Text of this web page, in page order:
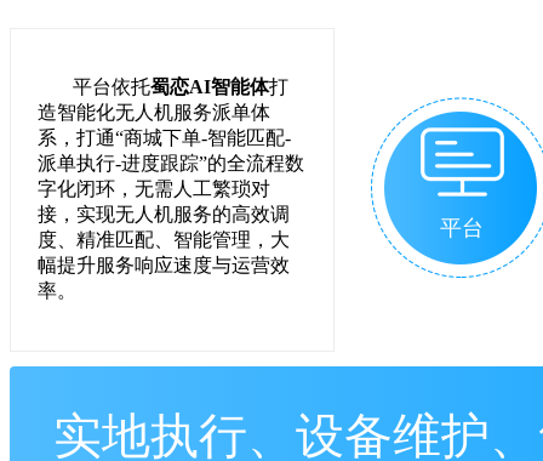
平台依托蜀恋AI智能体打
造智能化无人机服务派单体
系，打通“商城下单-智能匹配-
派单执行-进度跟踪”的全流程数
字化闭环，无需人工繁琐对
接，实现无人机服务的高效调
度、精准匹配、智能管理，大
幅提升服务响应速度与运营效
率。
平台
实地执行、设备维护